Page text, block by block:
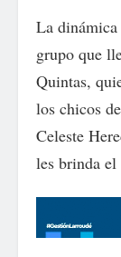
La
grupo que
Quintas,
los chicos
Celeste
les brinda